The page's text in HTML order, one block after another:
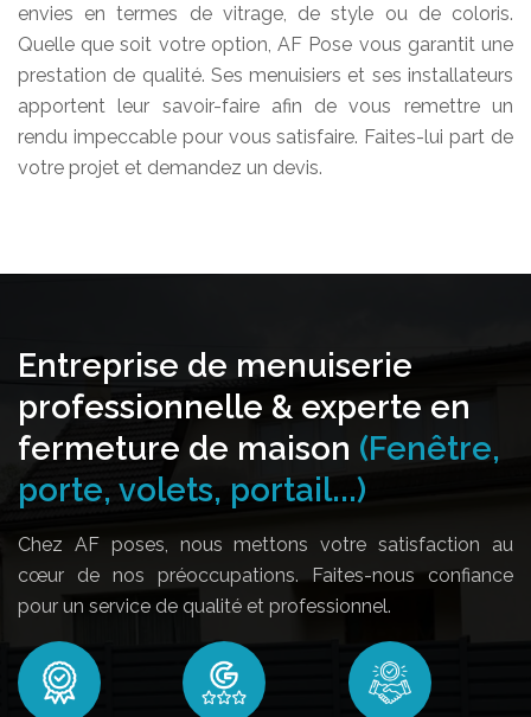
envies en termes de vitrage, de style ou de coloris.
Quelle que soit votre option, AF Pose vous garantit une
prestation de qualité. Ses menuisiers et ses installateurs
apportent leur savoir-faire afin de vous remettre un
rendu impeccable pour vous satisfaire. Faites-lui part de
votre projet et demandez un devis.
Entreprise de menuiserie
professionnelle & experte en
fermeture de maison (Fenêtre,
porte, volets, portail...)
Chez AF poses, nous mettons votre satisfaction au
cœur de nos préoccupations. Faites-nous confiance
pour un service de qualité et professionnel.